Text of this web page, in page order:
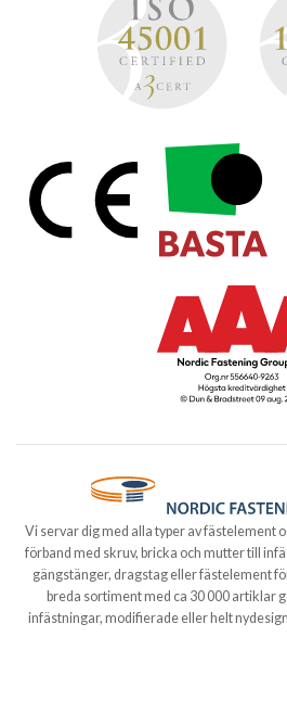
Vi servar dig med alla typer av fästelement
förband med skruv, bricka och mutter till
gängstänger, dragstag eller fästelement
breda sortiment med ca 30 000 artiklar
infästningar, modifierade eller helt